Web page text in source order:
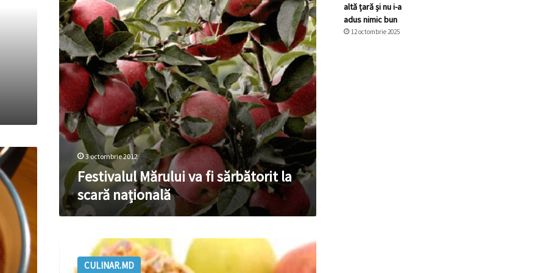
la
scară
națională
3 octombrie 2012
Festivalul Mărului va fi sărbătorit la
scară națională
CULINAR.MD
altă țară și nu i-a
adus nimic bun
12 octombrie 2025